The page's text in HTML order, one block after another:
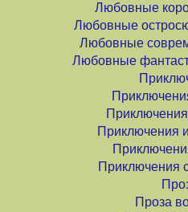
Любовные
Любовные
Любовные
Любовные
Приключения
Приключения
Проза